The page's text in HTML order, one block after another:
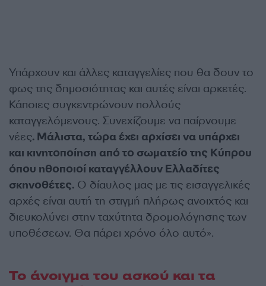
Υπάρχουν και άλλες καταγγελίες που θα δουν το
φως της δημοσιότητας και αυτές είναι αρκετές.
Κάποιες συγκεντρώνουν πολλούς
καταγγελόμενους. Συνεχίζουμε να παίρνουμε
νέες. Μάλιστα, τώρα έχει αρχίσει να υπάρχει
και κινητοποίηση από το σωματείο της Κύπρου
όπου ηθοποιοί καταγγέλλουν Ελλαδίτες
σκηνοθέτες. Ο δίαυλος μας με τις εισαγγελικές
αρχές είναι αυτή τη στιγμή πλήρως ανοιχτός και
διευκολύνει στην ταχύτητα δρομολόγησης των
υποθέσεων. Θα πάρει χρόνο όλο αυτό».
To άνοιγμα του ασκού και τα